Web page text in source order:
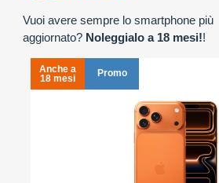
Vuoi avere sempre lo smartphone più
aggiornato? Noleggialo a 18 mesi!!
Anche a
18 mesi
Promo